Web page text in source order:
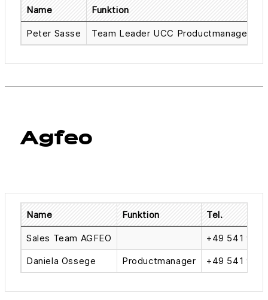
Name Funktion
Peter Sasse Team Leader UCC
Agfeo
Name Funktion Tel.
Sales Team AGFEO
+49 541
Daniela Ossege
Productmanager +49 541